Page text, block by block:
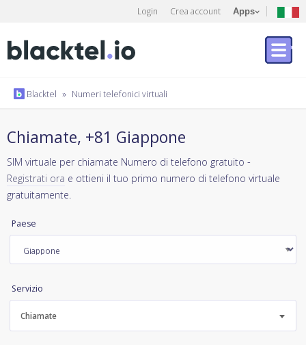
Login Crea account Apps
Blacktel » Numeri telefonici virtuali
Chiamate, +81 Giappone
SIM virtuale per chiamate Numero di telefono gratuito -
Registrati ora e ottieni il tuo primo numero di telefono virtuale
gratuitamente.
Paese
Servizio
Chiamate